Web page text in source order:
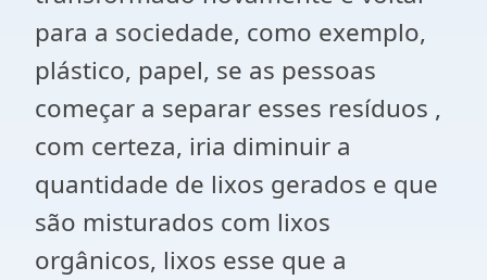
para a sociedade, como exemplo,
plástico, papel, se as pessoas
começar a separar esses resíduos ,
com certeza, iria diminuir a
quantidade de lixos gerados e que
são misturados com lixos
orgânicos, lixos esse que a